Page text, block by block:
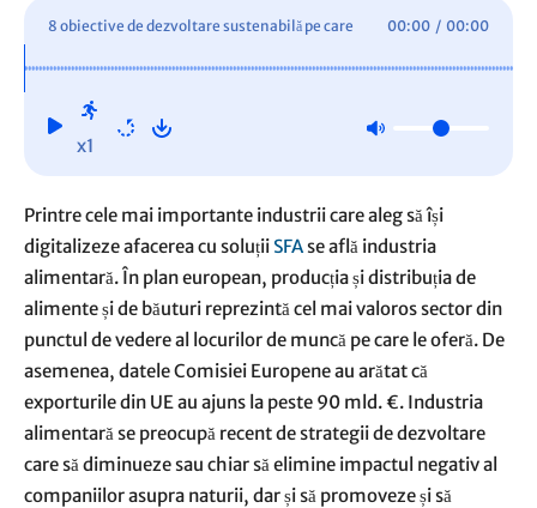
8 obiective de dezvoltare sustenabilă pe care
trebuie să le explorezi dacă activezi în industria
alimentară
00:00 / 00:00
x1
Printre cele mai importante industrii care aleg să își
digitalizeze afacerea cu soluții SFAse află industria
alimentară. În plan european, producția și distribuția de
alimente și de băuturi reprezintă cel mai valoros sector din
punctul de vedere al locurilor de muncă pe care le oferă. De
asemenea, datele Comisiei Europene au arătat că
exporturile din UE au ajuns la peste 90 mld. €. Industria
alimentară se preocupă recent de strategii de dezvoltare
care să diminueze sau chiar să elimine impactul negativ al
companiilor asupra naturii, dar și să promoveze și să